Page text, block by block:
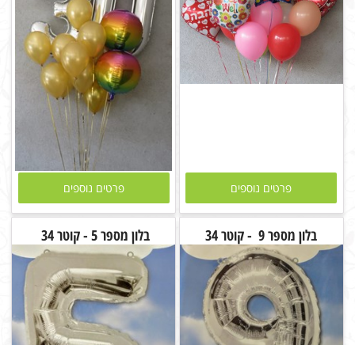
פרטים נוספים פרטים נוספים
בלון מספר 9 - קוטר 34 בלון מספר 5 - קוטר 34